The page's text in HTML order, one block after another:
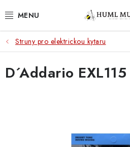
na
KYTARY
UKULELE
Struny pro elektrickou kytaru
D´Addario